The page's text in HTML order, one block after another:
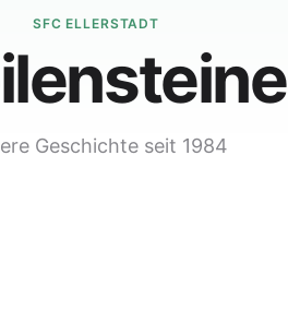
SFC ELLERSTADT
Geschichte seit 1984